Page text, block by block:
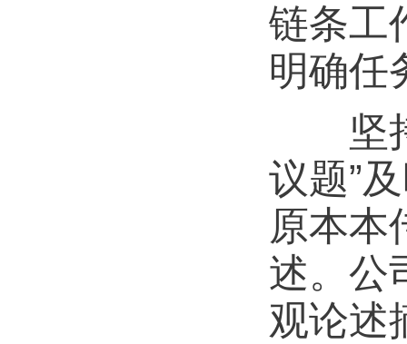
链条工
明确任
坚持
议题”
原本本
述。公
观论述